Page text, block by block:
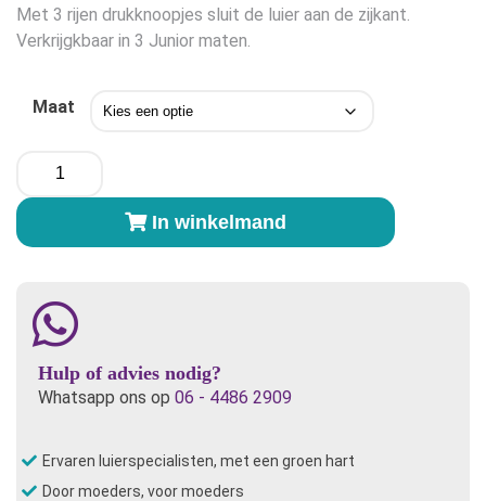
Met 3 rijen drukknoopjes sluit de luier aan de zijkant.
Verkrijgkbaar in 3 Junior maten.
Maat
Peuterluier
aantal
In winkelmand
Hulp of advies nodig?
Whatsapp ons op 06 - 4486 2909
Ervaren luierspecialisten, met een groen hart
Door moeders, voor moeders